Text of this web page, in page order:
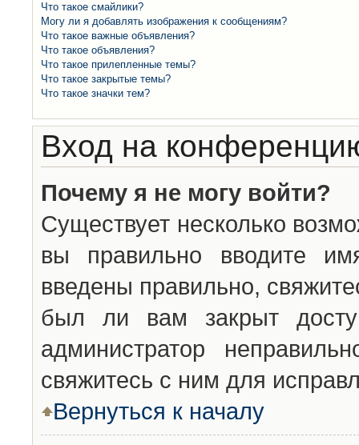
Что такое смайлики?
Могу ли я добавлять изображения к сообщениям?
Что такое важные объявления?
Что такое объявления?
Что такое прилепленные темы?
Что такое закрытые темы?
Что такое значки тем?
Вход на
Почему я не могу войти?
Существует несколько
вы правильно вводите
введены правильно,
был ли вам закрыт
администратор
свяжитесь с ним для
Вернуться к началу